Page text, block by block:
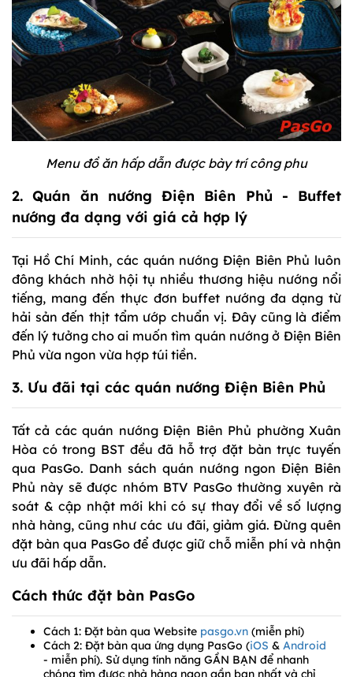
Menu đồ ăn hấp dẫn được bày trí công phu
2. Quán ăn nướng Điện Biên Phủ - Buffet
nướng đa dạng với giá cả hợp lý
Tại Hồ Chí Minh, các quán nướng Điện Biên Phủ luôn
đông khách nhờ hội tụ nhiều thương hiệu nướng nổi
tiếng, mang đến thực đơn buffet nướng đa dạng từ
hải sản đến thịt tẩm ướp chuẩn vị. Đây cũng là điểm
đến lý tưởng cho ai muốn tìm quán nướng ở Điện Biên
Phủ vừa ngon vừa hợp túi tiền.
3. Ưu đãi tại các quán nướng Điện Biên Phủ
Tất cả các quán nướng Điện Biên Phủ phường Xuân
Hòa có trong BST đều đã hỗ trợ đặt bàn trực tuyến
qua PasGo. Danh sách quán nướng ngon Điện Biên
Phủ này sẽ được nhóm BTV PasGo thường xuyên rà
soát & cập nhật mới khi có sự thay đổi về số lượng
nhà hàng, cũng như các ưu đãi, giảm giá. Đừng quên
đặt bàn qua PasGo để được giữ chỗ miễn phí và nhận
ưu đãi hấp dẫn.
Cách thức đặt bàn PasGo
Cách 1: Đặt bàn qua Website pasgo.vn (miễn phí)
Cách 2: Đặt bàn qua ứng dụng PasGo (iOS & Android
- miễn phí). Sử dụng tính năng GẦN BẠN để nhanh
chóng tìm được nhà hàng ngon gần bạn nhất và chỉ